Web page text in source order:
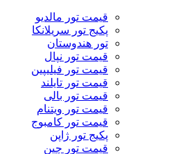
قیمت تور مالدیو
پکیج تور سریلانکا
تور هندوستان
قیمت تور نپال
قیمت تور فیلیپین
قیمت تور تایلند
قیمت تور بالی
قیمت تور ویتنام
قیمت تور کامبوج
پکیج تور ژاپن
قیمت تور چین